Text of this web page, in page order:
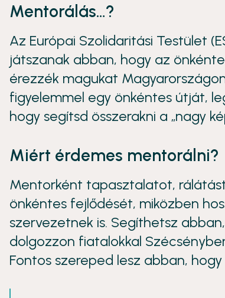
Mentorálás…?
Az Európai Szolidaritási Testület
játszanak abban, hogy az
érezzék magukat
figyelemmel egy önkéntes útját,
hogy segítsd összerakni a „nagy
Miért érdemes mentorálni?
Mentorként tapasztalatot,
önkéntes fejlődését, miközben
szervezetnek is. Segíthetsz
dolgozzon fiatalokkal
Fontos szereped lesz abban,